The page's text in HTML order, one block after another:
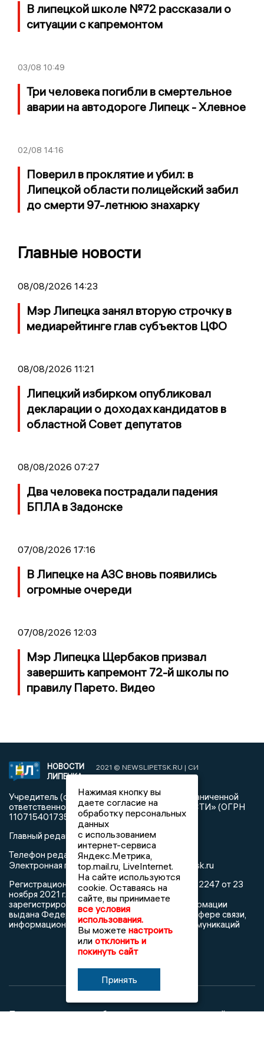
В липецкой школе №72 рассказали о
ситуации с капремонтом
03/08 10:49
Три человека погибли в смертельное
аварии на автодороге Липецк - Хлевное
02/08 14:16
Поверил в проклятие и убил: в
Липецкой области полицейский забил
до смерти 97-летнюю знахарку
Главные новости
08/08/2026 14:23
Мэр Липецка занял вторую строчку в
медиарейтинге глав субъектов ЦФО
08/08/2026 11:21
Липецкий избирком опубликовал
декларации о доходах кандидатов в
областной Совет депутатов
08/08/2026 07:27
Два человека пострадали падения
БПЛА в Задонске
07/08/2026 17:16
В Липецке на АЗС вновь появились
огромные очереди
07/08/2026 12:03
Мэр Липецка Щербаков призвал
завершить капремонт 72-й школы по
правилу Парето. Видео
НОВОСТИ
ЛИПЕЦКА
2021 © NEWSLIPETSK.RU | СИ
«Новости Липецка»
Учредитель (соучредители): Общество с ограниченной
ответственностью «РЕГИОНАЛЬНЫЕ НОВОСТИ» (ОГРН
1107154017354)
Главный редактор: Герцог Е.Г.
Телефон редакции: +7 903 699 9427
Электронная почта редакции:info@newslipetsk.ru
Регистрационный номер: серия Эл № ФС77-82247 от 23
ноября 2021 г. согласно выписке из реестра
зарегистрированных средств массовой информации
выдана Федеральной службой по надзору в сфере связи,
информационных технологий и массовых коммуникаций
При использовании любого материала с данного сайта
Нажимая кнопку вы
даете согласие на
обработку персональных
данных
с использованием
интернет-сервиса
Яндекс.Метрика,
top.mail.ru, LiveInternet.
На сайте используются
cookie. Оставаясь на
сайте, вы принимаете
все условия
использования.
Вы можете настроить
или отклонить и
покинуть сайт
Принять